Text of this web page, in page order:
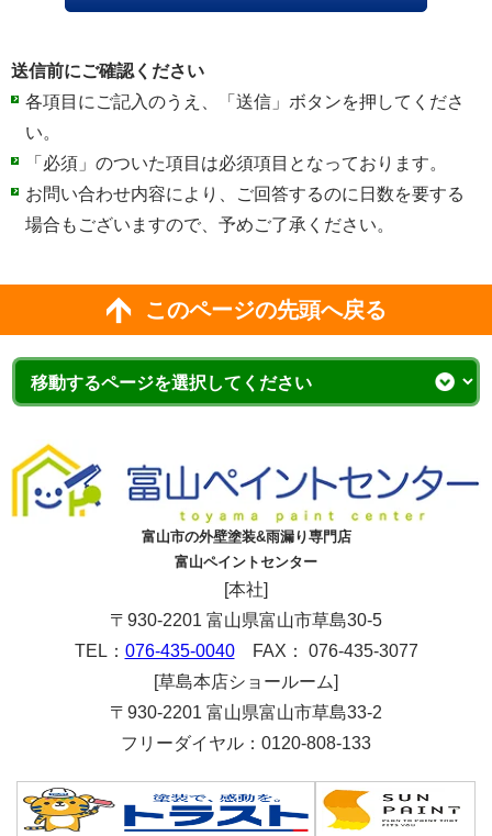
送信前にご確認ください
各項目にご記入のうえ、「送信」ボタンを押してくださ
い。
「必須」のついた項目は必須項目となっております。
お問い合わせ内容により、ご回答するのに日数を要する
場合もございますので、予めご了承ください。
このページの先頭へ戻る
富山市の外壁塗装&雨漏り専門店
富山ペイントセンター
[本社]
〒930-2201 富山県富山市草島30-5
TEL： 076-435-0040FAX： 076-435-3077
[草島本店ショールーム]
〒930-2201 富山県富山市草島33-2
フリーダイヤル：0120-808-133